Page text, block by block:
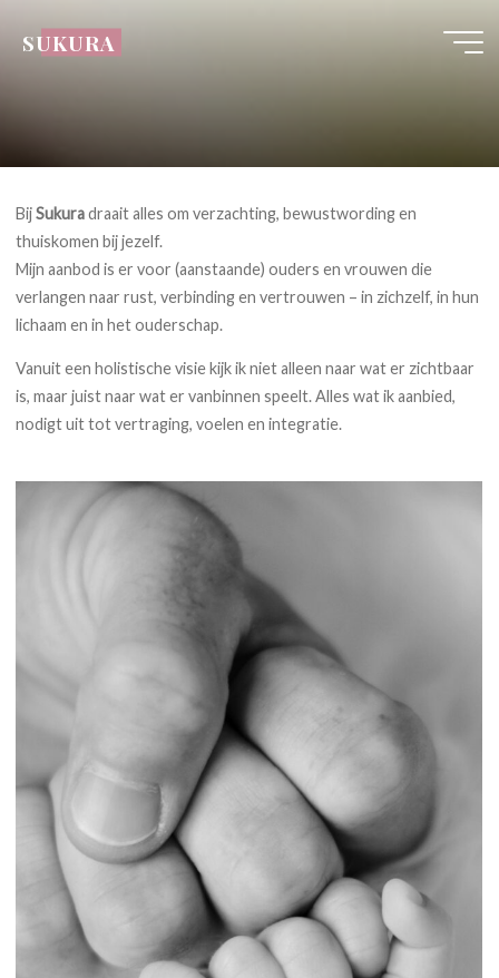
naarSUKURA
BijSukuradraait alles om verzachting, bewustwording en
thuiskomen bij jezelf.
Mijn aanbod is er voor (aanstaande) ouders en vrouwen die
verlangen naar rust, verbinding en vertrouwen – in zichzelf, in hun
lichaam en in het ouderschap.
Vanuit een holistische visie kijk ik niet alleen naar wat er zichtbaar
is, maar juist naar wat er vanbinnen speelt. Alles wat ik aanbied,
nodigt uit tot vertraging, voelen en integratie.